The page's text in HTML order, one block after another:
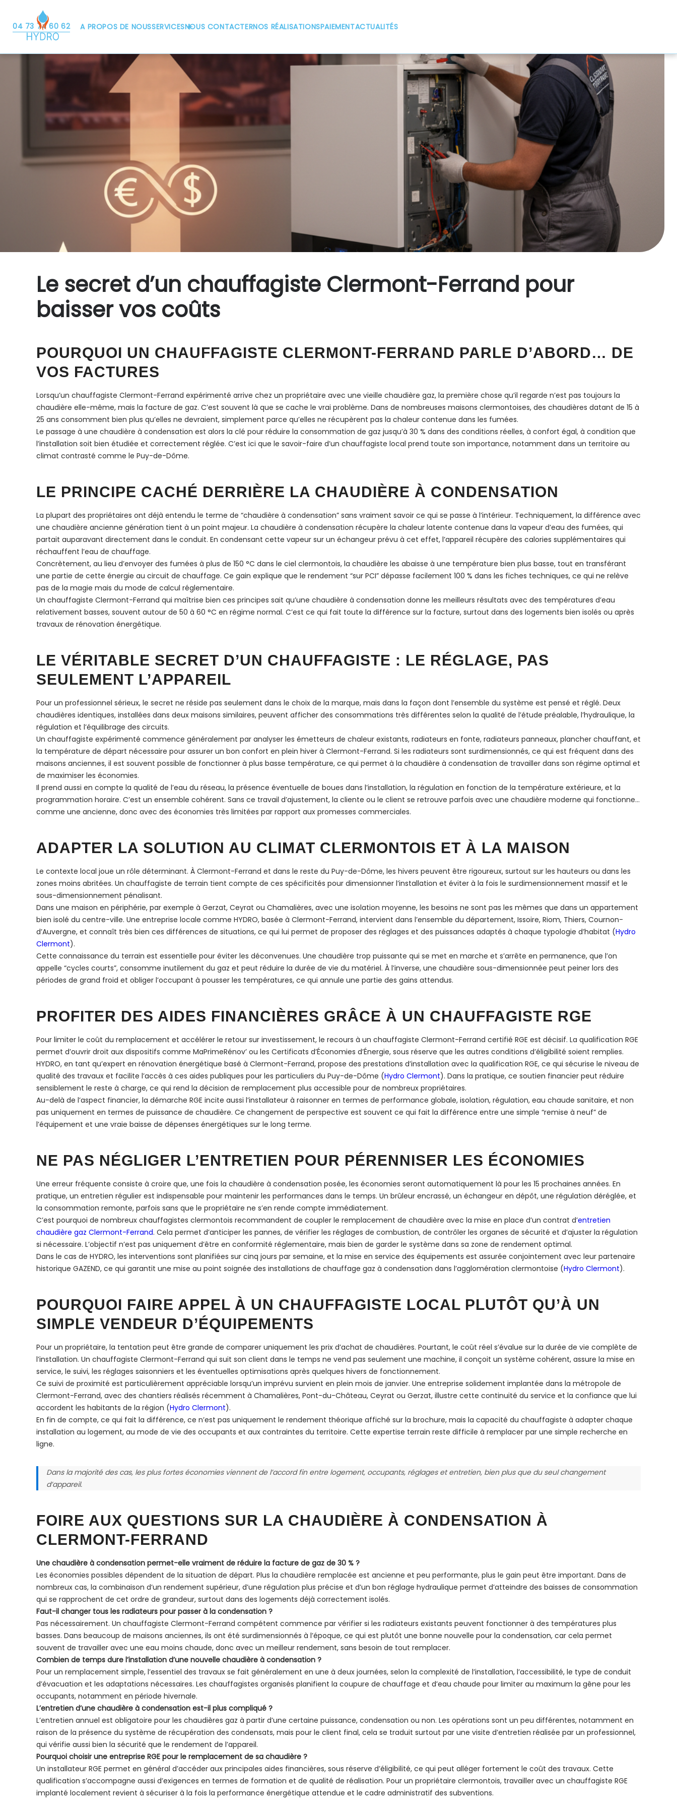
04 73 74 60 62 A PROPOS DE NOUSSERVICESNOUS CONTACTERNOS RÉALISATIONSPAIEMENTACTUALITÉS
Le secret d’un chauffagiste Clermont-Ferrand pour
baisser vos coûts
POURQUOI UN CHAUFFAGISTE CLERMONT-FERRAND PARLE D’ABORD… DE
VOS FACTURES
Lorsqu’un chauffagiste Clermont-Ferrand expérimenté arrive chez un propriétaire avec une vieille chaudière gaz, la première chose qu’il regarde n’est pas toujours la
chaudière elle-même, mais la facture de gaz. C’est souvent là que se cache le vrai problème. Dans de nombreuses maisons clermontoises, des chaudières datant de 15 à
25 ans consomment bien plus qu’elles ne devraient, simplement parce qu’elles ne récupèrent pas la chaleur contenue dans les fumées.
Le passage à une chaudière à condensation est alors la clé pour réduire la consommation de gaz jusqu’à 30 % dans des conditions réelles, à confort égal, à condition que
l’installation soit bien étudiée et correctement réglée. C’est ici que le savoir-faire d’un chauffagiste local prend toute son importance, notamment dans un territoire au
climat contrasté comme le Puy-de-Dôme.
LE PRINCIPE CACHÉ DERRIÈRE LA CHAUDIÈRE À CONDENSATION
La plupart des propriétaires ont déjà entendu le terme de “chaudière à condensation” sans vraiment savoir ce qui se passe à l’intérieur. Techniquement, la différence avec
une chaudière ancienne génération tient à un point majeur. La chaudière à condensation récupère la chaleur latente contenue dans la vapeur d’eau des fumées, qui
partait auparavant directement dans le conduit. En condensant cette vapeur sur un échangeur prévu à cet effet, l’appareil récupère des calories supplémentaires qui
réchauffent l’eau de chauffage.
Concrètement, au lieu d’envoyer des fumées à plus de 150 °C dans le ciel clermontois, la chaudière les abaisse à une température bien plus basse, tout en transférant
une partie de cette énergie au circuit de chauffage. Ce gain explique que le rendement “sur PCI” dépasse facilement 100 % dans les fiches techniques, ce qui ne relève
pas de la magie mais du mode de calcul réglementaire.
Un chauffagiste Clermont-Ferrand qui maîtrise bien ces principes sait qu’une chaudière à condensation donne les meilleurs résultats avec des températures d’eau
relativement basses, souvent autour de 50 à 60 °C en régime normal. C’est ce qui fait toute la différence sur la facture, surtout dans des logements bien isolés ou après
travaux de rénovation énergétique.
LE VÉRITABLE SECRET D’UN CHAUFFAGISTE : LE RÉGLAGE, PAS
SEULEMENT L’APPAREIL
Pour un professionnel sérieux, le secret ne réside pas seulement dans le choix de la marque, mais dans la façon dont l’ensemble du système est pensé et réglé. Deux
chaudières identiques, installées dans deux maisons similaires, peuvent afficher des consommations très différentes selon la qualité de l’étude préalable, l’hydraulique, la
régulation et l’équilibrage des circuits.
Un chauffagiste expérimenté commence généralement par analyser les émetteurs de chaleur existants, radiateurs en fonte, radiateurs panneaux, plancher chauffant, et
la température de départ nécessaire pour assurer un bon confort en plein hiver à Clermont-Ferrand. Si les radiateurs sont surdimensionnés, ce qui est fréquent dans des
maisons anciennes, il est souvent possible de fonctionner à plus basse température, ce qui permet à la chaudière à condensation de travailler dans son régime optimal et
de maximiser les économies.
Il prend aussi en compte la qualité de l’eau du réseau, la présence éventuelle de boues dans l’installation, la régulation en fonction de la température extérieure, et la
programmation horaire. C’est un ensemble cohérent. Sans ce travail d’ajustement, la cliente ou le client se retrouve parfois avec une chaudière moderne qui fonctionne…
comme une ancienne, donc avec des économies très limitées par rapport aux promesses commerciales.
ADAPTER LA SOLUTION AU CLIMAT CLERMONTOIS ET À LA MAISON
Le contexte local joue un rôle déterminant. À Clermont-Ferrand et dans le reste du Puy-de-Dôme, les hivers peuvent être rigoureux, surtout sur les hauteurs ou dans les
zones moins abritées. Un chauffagiste de terrain tient compte de ces spécificités pour dimensionner l’installation et éviter à la fois le surdimensionnement massif et le
sous-dimensionnement pénalisant.
Dans une maison en périphérie, par exemple à Gerzat, Ceyrat ou Chamalières, avec une isolation moyenne, les besoins ne sont pas les mêmes que dans un appartement
bien isolé du centre-ville. Une entreprise locale comme HYDRO, basée à Clermont-Ferrand, intervient dans l’ensemble du département, Issoire, Riom, Thiers, Cournon-
d’Auvergne, et connaît très bien ces différences de situations, ce qui lui permet de proposer des réglages et des puissances adaptés à chaque typologie d’habitat (Hydro
Clermont).
Cette connaissance du terrain est essentielle pour éviter les déconvenues. Une chaudière trop puissante qui se met en marche et s’arrête en permanence, que l’on
appelle “cycles courts”, consomme inutilement du gaz et peut réduire la durée de vie du matériel. À l’inverse, une chaudière sous-dimensionnée peut peiner lors des
périodes de grand froid et obliger l’occupant à pousser les températures, ce qui annule une partie des gains attendus.
PROFITER DES AIDES FINANCIÈRES GRÂCE À UN CHAUFFAGISTE RGE
Pour limiter le coût du remplacement et accélérer le retour sur investissement, le recours à un chauffagiste Clermont-Ferrand certifié RGE est décisif. La qualification RGE
permet d’ouvrir droit aux dispositifs comme MaPrimeRénov’ ou les Certificats d’Économies d’Énergie, sous réserve que les autres conditions d’éligibilité soient remplies.
HYDRO, en tant qu’expert en rénovation énergétique basé à Clermont-Ferrand, propose des prestations d’installation avec la qualification RGE, ce qui sécurise le niveau de
qualité des travaux et facilite l’accès à ces aides publiques pour les particuliers du Puy-de-Dôme (Hydro Clermont). Dans la pratique, ce soutien financier peut réduire
sensiblement le reste à charge, ce qui rend la décision de remplacement plus accessible pour de nombreux propriétaires.
Au-delà de l’aspect financier, la démarche RGE incite aussi l’installateur à raisonner en termes de performance globale, isolation, régulation, eau chaude sanitaire, et non
pas uniquement en termes de puissance de chaudière. Ce changement de perspective est souvent ce qui fait la différence entre une simple “remise à neuf” de
l’équipement et une vraie baisse de dépenses énergétiques sur le long terme.
NE PAS NÉGLIGER L’ENTRETIEN POUR PÉRENNISER LES ÉCONOMIES
Une erreur fréquente consiste à croire que, une fois la chaudière à condensation posée, les économies seront automatiquement là pour les 15 prochaines années. En
pratique, un entretien régulier est indispensable pour maintenir les performances dans le temps. Un brûleur encrassé, un échangeur en dépôt, une régulation déréglée, et
la consommation remonte, parfois sans que le propriétaire ne s’en rende compte immédiatement.
C’est pourquoi de nombreux chauffagistes clermontois recommandent de coupler le remplacement de chaudière avec la mise en place d’un contrat d’entretien
chaudière gaz Clermont-Ferrand. Cela permet d’anticiper les pannes, de vérifier les réglages de combustion, de contrôler les organes de sécurité et d’ajuster la régulation
si nécessaire. L’objectif n’est pas uniquement d’être en conformité réglementaire, mais bien de garder le système dans sa zone de rendement optimal.
Dans le cas de HYDRO, les interventions sont planifiées sur cinq jours par semaine, et la mise en service des équipements est assurée conjointement avec leur partenaire
historique GAZEND, ce qui garantit une mise au point soignée des installations de chauffage gaz à condensation dans l’agglomération clermontoise (Hydro Clermont).
POURQUOI FAIRE APPEL À UN CHAUFFAGISTE LOCAL PLUTÔT QU’À UN
SIMPLE VENDEUR D’ÉQUIPEMENTS
Pour un propriétaire, la tentation peut être grande de comparer uniquement les prix d’achat de chaudières. Pourtant, le coût réel s’évalue sur la durée de vie complète de
l’installation. Un chauffagiste Clermont-Ferrand qui suit son client dans le temps ne vend pas seulement une machine, il conçoit un système cohérent, assure la mise en
service, le suivi, les réglages saisonniers et les éventuelles optimisations après quelques hivers de fonctionnement.
Ce suivi de proximité est particulièrement appréciable lorsqu’un imprévu survient en plein mois de janvier. Une entreprise solidement implantée dans la métropole de
Clermont-Ferrand, avec des chantiers réalisés récemment à Chamalières, Pont-du-Château, Ceyrat ou Gerzat, illustre cette continuité du service et la confiance que lui
accordent les habitants de la région (Hydro Clermont).
En fin de compte, ce qui fait la différence, ce n’est pas uniquement le rendement théorique affiché sur la brochure, mais la capacité du chauffagiste à adapter chaque
installation au logement, au mode de vie des occupants et aux contraintes du territoire. Cette expertise terrain reste difficile à remplacer par une simple recherche en
ligne.
Dans la majorité des cas, les plus fortes économies viennent de l’accord fin entre logement, occupants, réglages et entretien, bien plus que du seul changement
d’appareil.
FOIRE AUX QUESTIONS SUR LA CHAUDIÈRE À CONDENSATION À
CLERMONT-FERRAND
Une chaudière à condensation permet-elle vraiment de réduire la facture de gaz de 30 % ?
Les économies possibles dépendent de la situation de départ. Plus la chaudière remplacée est ancienne et peu performante, plus le gain peut être important. Dans de
nombreux cas, la combinaison d’un rendement supérieur, d’une régulation plus précise et d’un bon réglage hydraulique permet d’atteindre des baisses de consommation
qui se rapprochent de cet ordre de grandeur, surtout dans des logements déjà correctement isolés.
Faut-il changer tous les radiateurs pour passer à la condensation ?
Pas nécessairement. Un chauffagiste Clermont-Ferrand compétent commence par vérifier si les radiateurs existants peuvent fonctionner à des températures plus
basses. Dans beaucoup de maisons anciennes, ils ont été surdimensionnés à l’époque, ce qui est plutôt une bonne nouvelle pour la condensation, car cela permet
souvent de travailler avec une eau moins chaude, donc avec un meilleur rendement, sans besoin de tout remplacer.
Combien de temps dure l’installation d’une nouvelle chaudière à condensation ?
Pour un remplacement simple, l’essentiel des travaux se fait généralement en une à deux journées, selon la complexité de l’installation, l’accessibilité, le type de conduit
d’évacuation et les adaptations nécessaires. Les chauffagistes organisés planifient la coupure de chauffage et d’eau chaude pour limiter au maximum la gêne pour les
occupants, notamment en période hivernale.
L’entretien d’une chaudière à condensation est-il plus compliqué ?
L’entretien annuel est obligatoire pour les chaudières gaz à partir d’une certaine puissance, condensation ou non. Les opérations sont un peu différentes, notamment en
raison de la présence du système de récupération des condensats, mais pour le client final, cela se traduit surtout par une visite d’entretien réalisée par un professionnel,
qui vérifie aussi bien la sécurité que le rendement de l’appareil.
Pourquoi choisir une entreprise RGE pour le remplacement de sa chaudière ?
Un installateur RGE permet en général d’accéder aux principales aides financières, sous réserve d’éligibilité, ce qui peut alléger fortement le coût des travaux. Cette
qualification s’accompagne aussi d’exigences en termes de formation et de qualité de réalisation. Pour un propriétaire clermontois, travailler avec un chauffagiste RGE
implanté localement revient à sécuriser à la fois la performance énergétique attendue et le cadre administratif des subventions.